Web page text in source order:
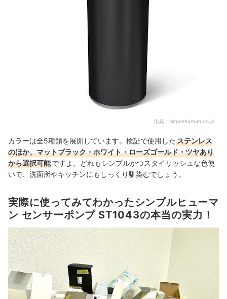
出典： simplehuman.co.jp
カラーは全5種類を展開しています。検証で使用した ステンレス
のほか、マットブラック・ホワイト・ローズゴールド・ツヤあり
から選択可能ですよ。どれもシンプルかつスタイリッシュな色使
いで、洗面所やキッチンにもしっくり馴染むでしょう。
実際に使ってみてわかったシンプルヒューマ
ン センサーポンプ ST1043の本当の実力！